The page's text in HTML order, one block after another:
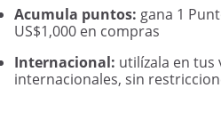
Acumula puntos: gana 1
US$1,000 en compras
Internacional: utilízala en tus
internacionales, sin